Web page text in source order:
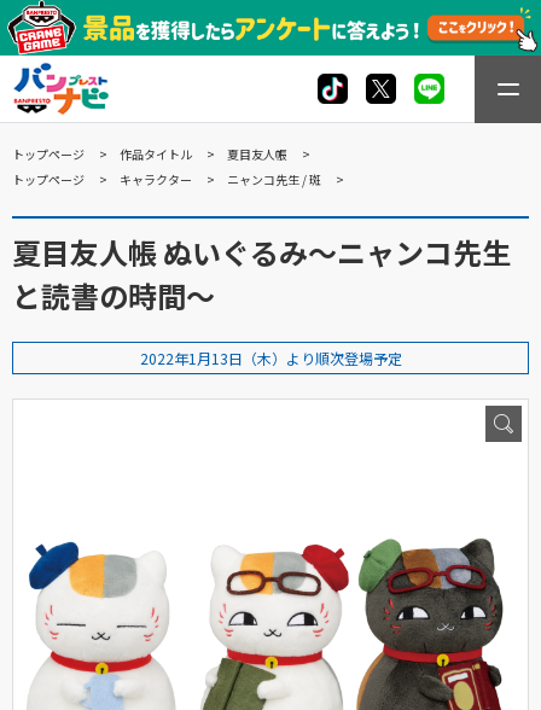
トップページ 作品タイトル
夏目友人帳
トップページ
キャラクター ニャンコ先生 / 斑
夏目友人帳 ぬいぐるみ～ニャンコ先生
と読書の時間～
2022年1月13日（木）より順次登場予定